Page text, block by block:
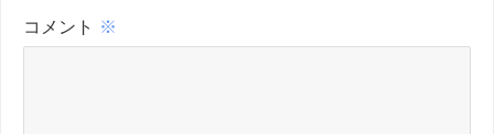
コメント ※